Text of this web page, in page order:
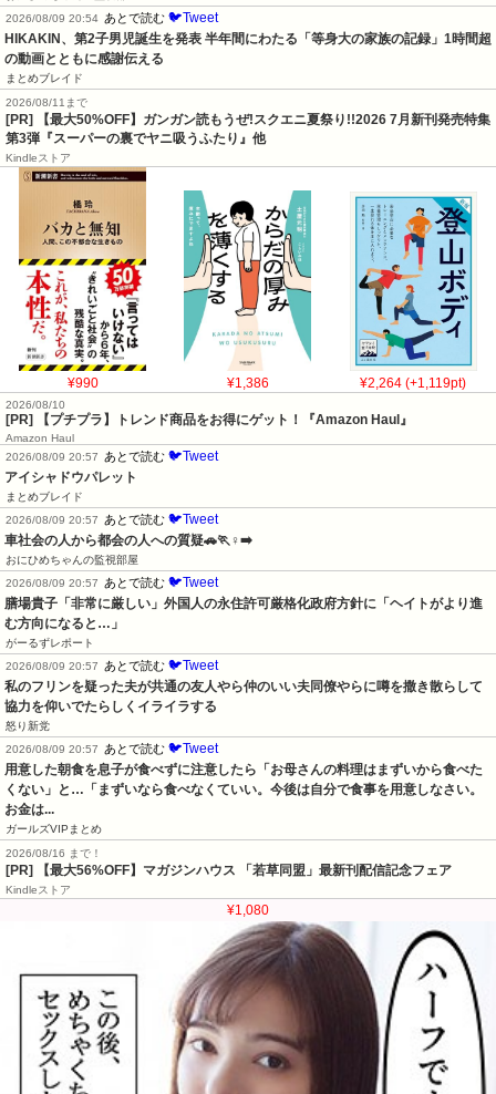
2026/08/09 20:54 あとで読む 🐦Tweet
HIKAKIN、第2子男児誕生を発表 半年間にわたる「等身大の家族の記録」1時間超
の動画とともに感謝伝える
まとめブレイド
2026/08/11まで
[PR] 【最大50%OFF】ガンガン読もうぜ!スクエニ夏祭り!!2026 7月新刊発売特集
第3弾『スーパーの裏でヤニ吸うふたり』他
Kindleストア
¥990 ¥1,386 ¥2,264 (+1,119pt)
2026/08/10
[PR] 【プチプラ】トレンド商品をお得にゲット！『Amazon Haul』
Amazon Haul
2026/08/09 20:57
あとで読む 🐦Tweet
アイシャドウパレット
まとめブレイド
2026/08/09 20:57
あとで読む 🐦Tweet
車社会の人から都会の人への質疑🚗🏃♀️➡️
おにひめちゃんの監視部屋
2026/08/09 20:57
あとで読む 🐦Tweet
膳場貴子「非常に厳しい」外国人の永住許可厳格化政府方針に「ヘイトがより進
む方向になると…」
がーるずレポート
2026/08/09 20:57
あとで読む 🐦Tweet
私のフリンを疑った夫が共通の友人やら仲のいい夫同僚やらに噂を撒き散らして
協力を仰いでたらしくイライラする
怒り新党
2026/08/09 20:57
あとで読む 🐦Tweet
用意した朝食を息子が食べずに注意したら「お母さんの料理はまずいから食べた
くない」と…「まずいなら食べなくていい。今後は自分で食事を用意しなさい。
お金は...
ガールズVIPまとめ
2026/08/16 まで！
[PR] 【最大56%OFF】マガジンハウス 「若草同盟」最新刊配信記念フェア
Kindleストア
¥1,080